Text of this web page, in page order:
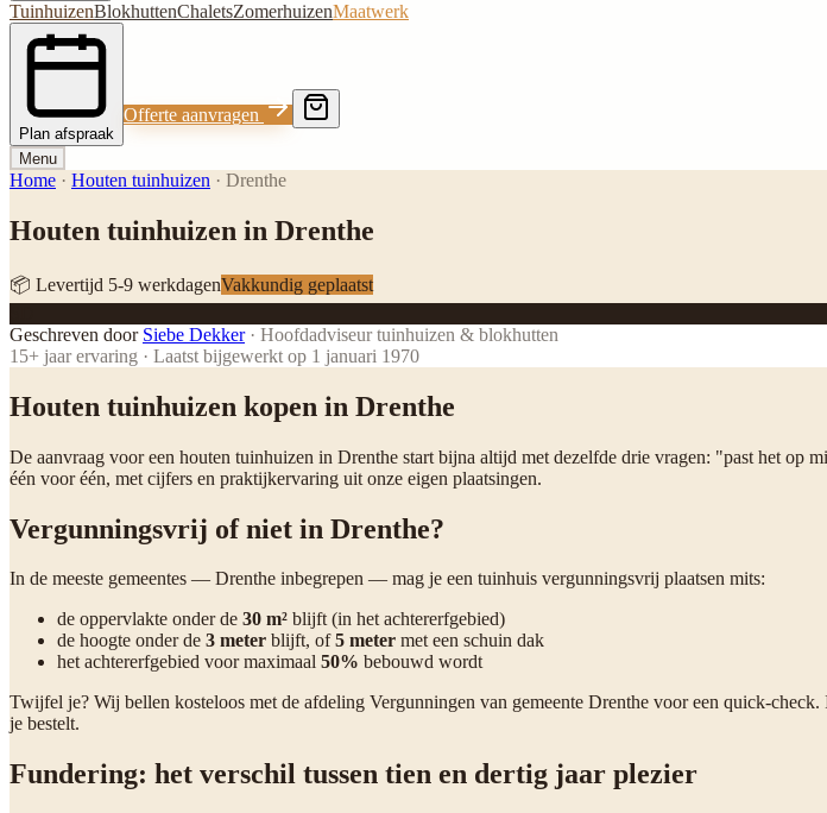
TuinhuizenBlokhuttenChaletsZomerhuizenMaatwerk
Plan afspraak
Offerte aanvragen
Menu
Home · Houten tuinhuizen · Drenthe
Houten tuinhuizen in Drenthe
📦 Levertijd 5-9 werkdagenVakkundig geplaatst
Geschreven door Siebe Dekker· Hoofdadviseur tuinhuizen & blokhutten
15+ jaar ervaring · Laatst bijgewerkt op 1 januari 1970
Houten tuinhuizen kopen in Drenthe
De aanvraag voor een houten tuinhuizen in Drenthe start bijna altijd met dezelfde drie vragen: "past het
één voor één, met cijfers en praktijkervaring uit onze eigen plaatsingen.
Vergunningsvrij of niet in Drenthe?
In de meeste gemeentes — Drenthe inbegrepen — mag je een tuinhuis vergunningsvrij plaatsen mits:
de oppervlakte onder de 30 m² blijft (in het achtererfgebied)
de hoogte onder de 3 meter blijft, of5 meter met een schuin dak
het achtererfgebied voor maximaal 50% bebouwd wordt
Twijfel je? Wij bellen kosteloos met de afdeling Vergunningen van gemeente Drenthe voor een quick-
je bestelt.
Fundering: het verschil tussen tien en dertig jaar plezier